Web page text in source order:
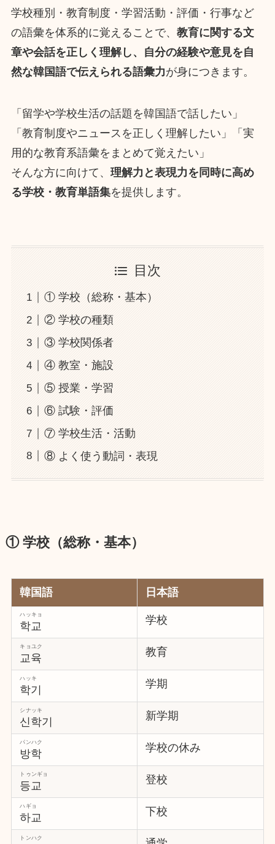
学校種別・教育制度・学習活動・評価・行事など
の語彙を体系的に覚えることで、 教育に関する文
章や会話を正しく理解し、自分の経験や意見を自
然な韓国語で伝えられる語彙力が身につきます。
「留学や学校生活の話題を韓国語で話したい」
「教育制度やニュースを正しく理解したい」「実
用的な教育系語彙をまとめて覚えたい」
そんな方に向けて、 理解力と表現力を同時に高め
る学校・教育単語集を提供します。
目次
① 学校（総称・基本）
② 学校の種類
③ 学校関係者
④ 教室・施設
⑤ 授業・学習
⑥ 試験・評価
⑦ 学校生活・活動
⑧ よく使う動詞・表現
① 学校（総称・基本）
韓国語 日本語
학교
ハッキョ 学校
교육
キョユク 教育
학기
ハッキ 学期
신학기
シナッキ 新学期
방학
パンハク 学校の休み
등교
トゥンギョ 登校
하교
ハギョ 下校
トンハク